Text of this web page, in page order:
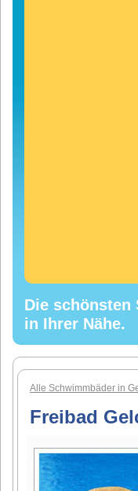
Die schönsten
in Ihrer Nähe.
Alle Schwimmbäder in
Freibad